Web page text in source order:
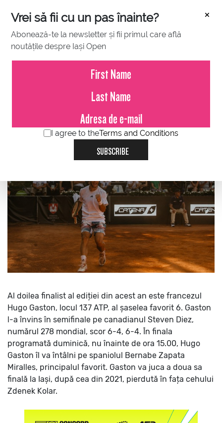
×
Vrei să fii cu un pas înainte?
Abonează-te la newsletter și fii primul care află
noutățile despre Iași Open
I agree to theTerms and Conditions
SUBSCRIBE
JULY 16, 2023
Al doilea finalist al ediției din
acest an este francezul Hugo
Gaston, locul 137 ATP, al șaselea
Al doilea finalist al ediției din acest an este francezul
Hugo Gaston, locul 137 ATP, al șaselea favorit 6. Gaston
l-a învins în semifinale pe canadianul Steven Diez,
numărul 278 mondial, scor 6-4, 6-4. În finala
programată duminică, nu înainte de ora 15.00, Hugo
Gaston îl va întâlni pe spaniolul Bernabe Zapata
Miralles, principalul favorit. Gaston va juca a doua sa
finală la Iași, după cea din 2021, pierdută în fața cehului
Zdenek Kolar.